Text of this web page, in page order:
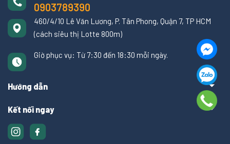
0903789390
460/4/10 Lê Văn Lương, P. Tân Phong, Quận 7, TP HCM
(cách siêu thị Lotte 800m)
Giờ phục vụ: Từ 7:30 đến 18:30 mỗi ngày.
Hướng dẫn
Kết nối ngay